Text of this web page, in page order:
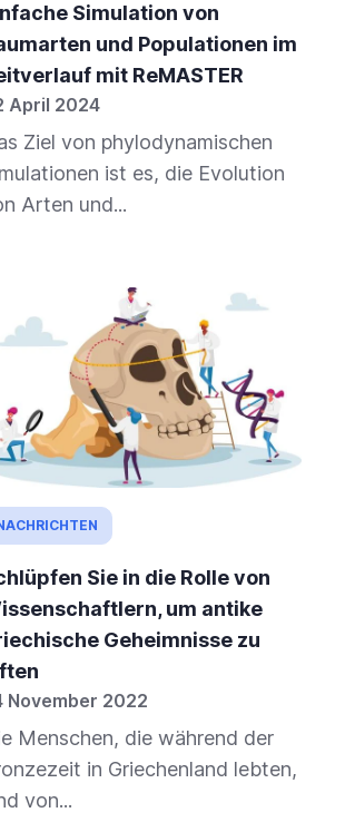
Simulation von
und Populationen im
mit ReMASTER
April 2024
Ziel von phylodynamischen
ist es, die Evolution
Arten und...
Sie in die Rolle von
um antike
Geheimnisse zu
November 2022
Menschen, die während der
in Griechenland lebten,
von...